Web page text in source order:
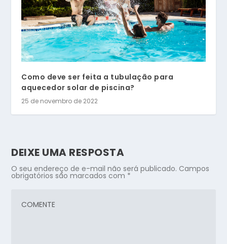
Como deve ser feita a tubulação para
aquecedor solar de piscina?
25 de novembro de 2022
DEIXE UMA RESPOSTA
O seu endereço de e-mail não será publicado. Campos
obrigatórios são marcados com *